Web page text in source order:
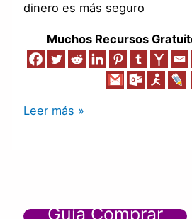
dinero es más seguro
Muchos Recursos
Leer más »
Guía Comprar